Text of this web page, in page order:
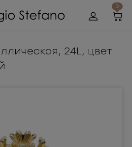
0
24L, цвет